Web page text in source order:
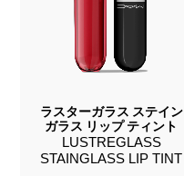
ラスターガラス ステイン
ガラス リップ ティント
LUSTREGLASS
STAINGLASS LIP TINT